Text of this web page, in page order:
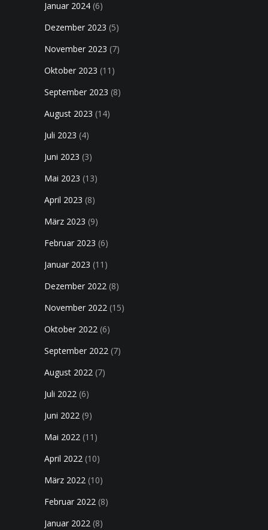
Januar 2024 (6)
Dezember 2023 (5)
November 2023 (7)
Oktober 2023 (11)
September 2023 (8)
August 2023 (14)
Juli 2023 (4)
Juni 2023 (3)
Mai 2023 (13)
April 2023 (8)
März 2023 (9)
Februar 2023 (6)
Januar 2023 (11)
Dezember 2022 (8)
November 2022 (15)
Oktober 2022 (6)
September 2022 (7)
August 2022 (7)
Juli 2022 (6)
Juni 2022 (9)
Mai 2022 (11)
April 2022 (10)
März 2022 (10)
Februar 2022 (8)
Januar 2022 (8)